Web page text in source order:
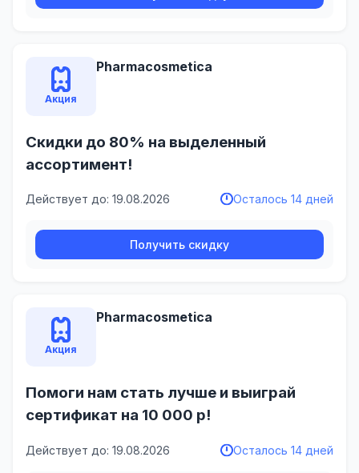
Акция
Pharmacosmetica
Скидки до 80% на выделенный
ассортимент!
Действует до: 19.08.2026 Осталось 14 дней
Получить скидку
Акция
Pharmacosmetica
Помоги нам стать лучше и выиграй
сертификат на 10 000 р!
Действует до: 19.08.2026 Осталось 14 дней